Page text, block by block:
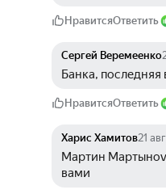
НравитсяОтветить
Сергей Веремеенко
Банка, последняя
НравитсяОтветить
Харис Хамитов21
Мартин
вами